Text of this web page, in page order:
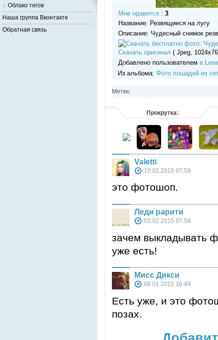
Мне нравится : 3
Название: Резвящиеся на лугу
Описание: Чудесный снимок
Скачать оригинал ( Jpeg,
Добавлено пользователем e.Lena
Из альбома: Фото лошадей из
Метки:
Прокрутка:
Valetti
10.02.2015 07:59
это фотошоп.
Леди рарити
02.02.2015 07:58
зачем выкладывать
уже есть!
Мисс Дикси
06.01.2015 16:49
Есть уже, и это
позах.
Облако тегов
Наша группа Вконтакте
Обратная связь